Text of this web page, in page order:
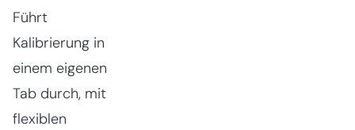
Führt
Kalibrierung in
einem eigenen
Tab durch, mit
flexiblen